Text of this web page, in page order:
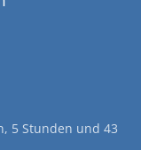
5 Stunden und 43